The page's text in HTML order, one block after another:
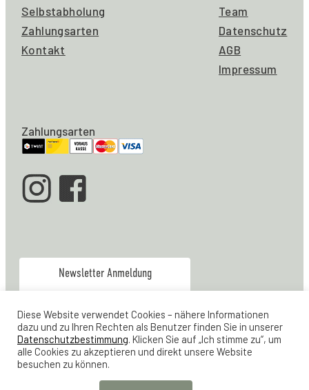
Selbstabholung
Zahlungsarten
Kontakt
Team
Datenschutz
AGB
Impressum
Zahlungsarten
Newsletter Anmeldung
Verkauf & Office:079 928 80 04
Werkstatt044 461 21 23
Lager Feldstrasse 24
Diese Website verwendet Cookies – nähere Informationen
dazu und zu Ihren Rechten als Benutzer finden Sie in unserer
Datenschutzbestimmung. Klicken Sie auf „Ich stimme zu“, um
alle Cookies zu akzeptieren und direkt unsere Website
besuchen zu können.